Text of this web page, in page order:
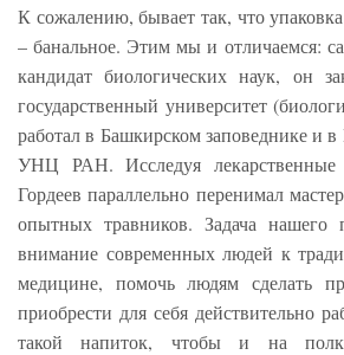
К сожалению, бывает так, что
– банальное. Этим мы и отличаемся:
кандидат биологических наук, он
государственный университет
работал в Башкирском заповеднике и
УНЦ РАН. Исследуя лекарственные
Гордеев параллельно перенимал
опытных травников. Задача нашего
внимание современных людей к
медицине, помочь людям сделать
приобрести для себя действительно
такой напиток, чтобы и на